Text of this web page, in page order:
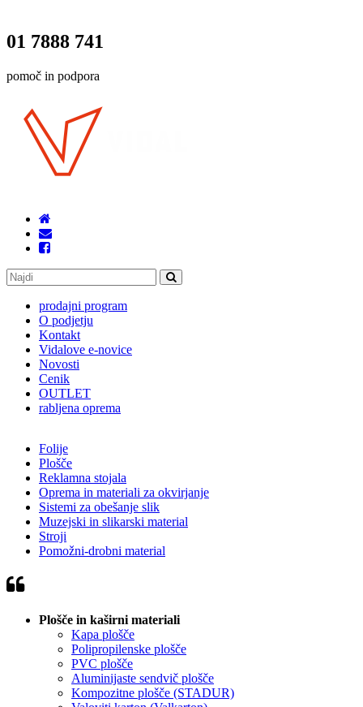
01 7888 741
pomoč in podpora
prodajni program
O podjetju
Kontakt
Vidalove e-novice
Novosti
Cenik
OUTLET
rabljena oprema
Folije
Plošče
Reklamna stojala
Oprema in materiali za okvirjanje
Sistemi za obešanje slik
Muzejski in slikarski material
Stroji
Pomožni-drobni material
Plošče in kaširni materiali
Kapa plošče
Polipropilenske plošče
PVC plošče
Aluminijaste sendvič plošče
Kompozitne plošče (STADUR)